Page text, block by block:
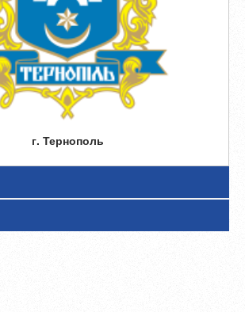
г. Тернополь